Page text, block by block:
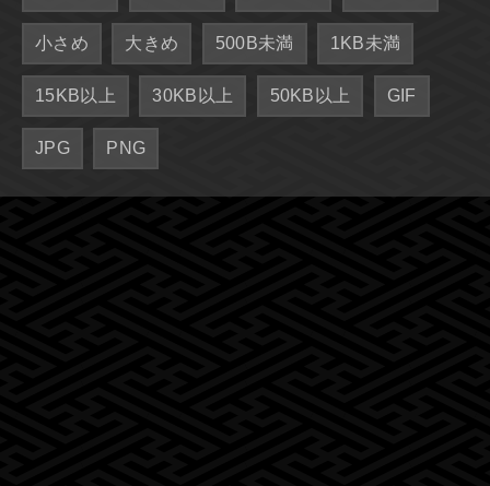
小さめ 大きめ 500B未満 1KB未満
15KB以上 30KB以上 50KB以上 GIF
JPG PNG